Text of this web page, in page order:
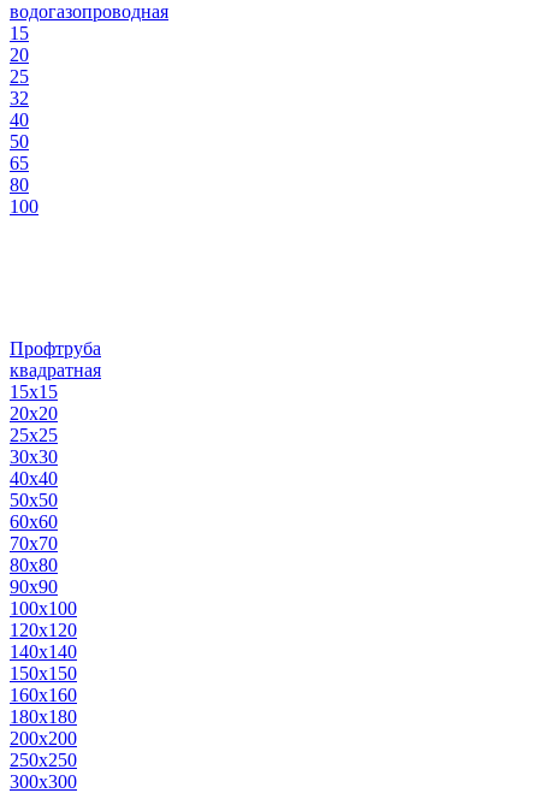
водогазопроводная
15
20
25
32
40
50
65
80
100
Профтруба
квадратная
15х15
20х20
25х25
30х30
40х40
50х50
60х60
70х70
80х80
90х90
100х100
120х120
140х140
150х150
160х160
180х180
200х200
250х250
300х300